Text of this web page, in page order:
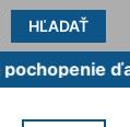
HĽADAŤ